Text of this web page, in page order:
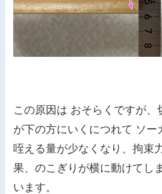
この原因は おそらくですが、
が下の方にいくにつれて ソー
咥える量が少なくなり、拘束
果、のこぎりが横に動けてし
います。